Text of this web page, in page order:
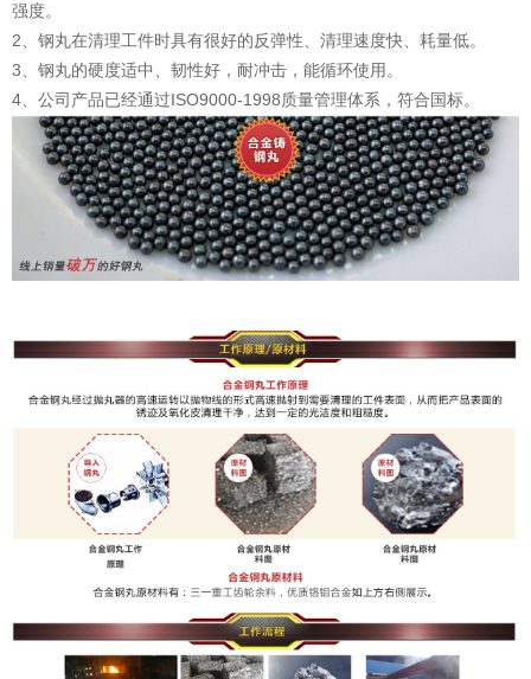
强度。
2、钢丸在清理工件时具有很好的反弹性、清理速度快、耗量低。
3、钢丸的硬度适中、韧性好，耐冲击，能循环使用。
4、公司产品已经通过ISO9000-1998质量管理体系，符合国标。